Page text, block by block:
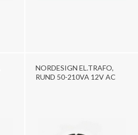
NORDESIGN EL.TRAFO,
RUND 50-210VA 12V AC